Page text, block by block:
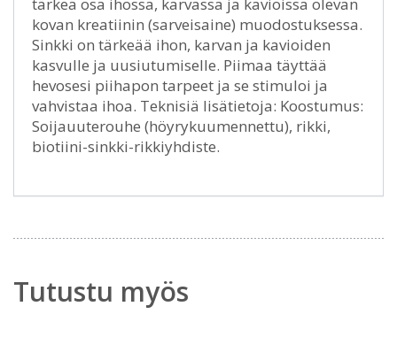
kovan kreatiinin (sarveisaine) muodostuksessa.
Sinkki on tärkeää ihon, karvan ja kavioiden
kasvulle ja uusiutumiselle. Piimaa täyttää
hevosesi piihapon tarpeet ja se stimuloi ja
vahvistaa ihoa. Teknisiä lisätietoja: Koostumus:
Soijauuterouhe (höyrykuumennettu), rikki,
biotiini-sinkki-rikkiyhdiste.
Tutustu myös